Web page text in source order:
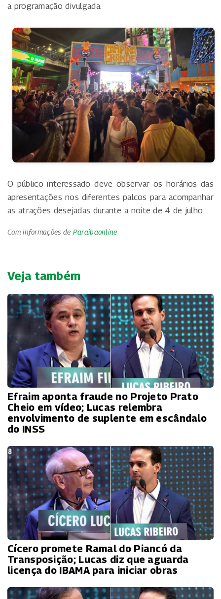
a programação divulgada.
O público interessado deve observar os horários das
apresentações nos diferentes palcos para acompanhar
as atrações desejadas durante a noite de 4 de julho.
Com informações de Paraibaonline
Veja também
Efraim aponta fraude no Projeto Prato
Cheio em vídeo; Lucas relembra
envolvimento de suplente em escândalo
do INSS
Cícero promete Ramal do Piancó da
Transposição; Lucas diz que aguarda
licença do IBAMA para iniciar obras